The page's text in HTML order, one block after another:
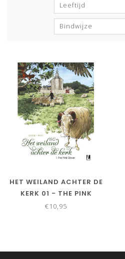
Leeftijd
Bindwijze
HET WEILAND ACHTER DE
KERK 01 - THE PINK
CLOVER
€10,95